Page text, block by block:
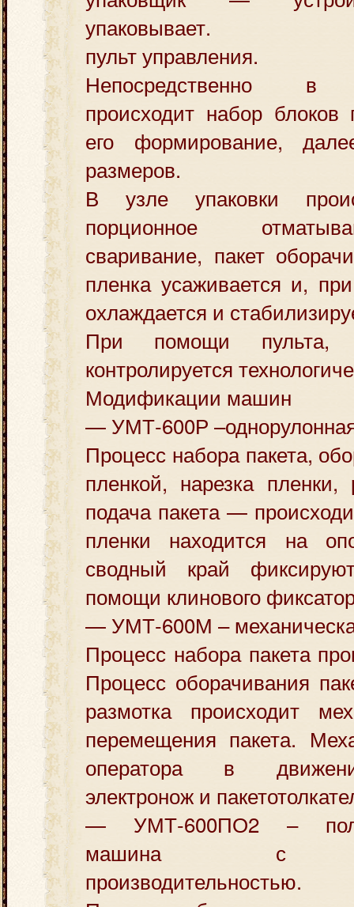
упаковывает.
пульт управления.
Непосредственно в
происходит набор блоков
его формирование,
размеров.
В узле упаковки
порционное
сваривание, пакет
пленка усаживается и,
охлаждается и
При помощи пульта,
контролируется
Модификации машин
— УМТ-600Р
Процесс набора пакета,
пленкой, нарезка пленки,
подача пакета —
пленки находится на
сводный край
помощи клинового
— УМТ-600М –
Процесс набора пакета
Процесс оборачивания
размотка происходит
перемещения пакета.
оператора в
электронож и
— УМТ-600ПО2 –
машина с
производительностью.